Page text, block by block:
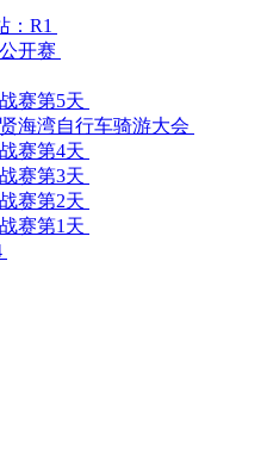
：R1
开赛
赛第5天
海湾自行车骑游大会
赛第4天
赛第3天
赛第2天
赛第1天